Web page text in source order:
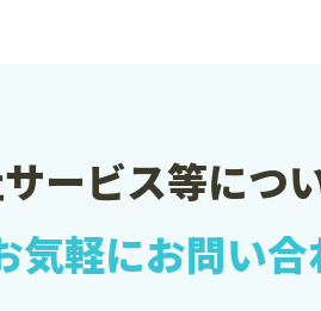
ービス等につ
気軽にお問い